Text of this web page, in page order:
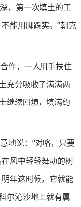
，第一次填土的工
能用脚踩实。”朝克
作，一人用手扶住
充分吸收了满满两
继续回填，填满约
地说：“对咯，只要
风中轻轻舞动的树
年这时候，它就能
尔沁沙地上就有属